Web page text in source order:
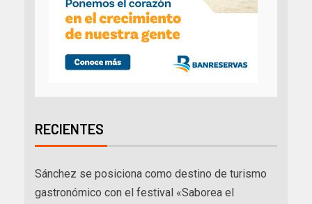
RECIENTES
Sánchez se posiciona como destino de turismo
gastronómico con el festival «Saborea el